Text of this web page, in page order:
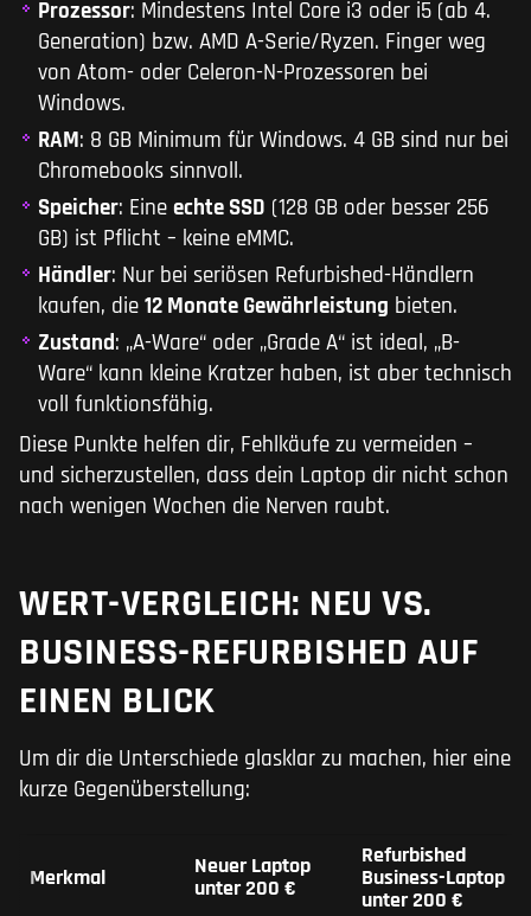
Prozessor: Mindestens Intel Core i3 oder i5 (ab 4.
Generation) bzw. AMD A-Serie/Ryzen. Finger weg
von Atom- oder Celeron-N-Prozessoren bei
Windows.
RAM: 8 GB Minimum für Windows. 4 GB sind nur bei
Chromebooks sinnvoll.
Speicher: Eine echte SSD (128 GB oder besser 256
GB) ist Pflicht – keine eMMC.
Händler: Nur bei seriösen Refurbished-Händlern
kaufen, die 12 Monate Gewährleistung bieten.
Zustand: „A-Ware“ oder „Grade A“ ist ideal, „B-
Ware“ kann kleine Kratzer haben, ist aber technisch
voll funktionsfähig.
Diese Punkte helfen dir, Fehlkäufe zu vermeiden –
und sicherzustellen, dass dein Laptop dir nicht schon
nach wenigen Wochen die Nerven raubt.
WERT-VERGLEICH: NEU VS.
BUSINESS-REFURBISHED AUF
EINEN BLICK
Um dir die Unterschiede glasklar zu machen, hier eine
kurze Gegenüberstellung:
Merkmal
Neuer Laptop
unter 200 €
Refurbished
Business-Laptop
unter 200 €